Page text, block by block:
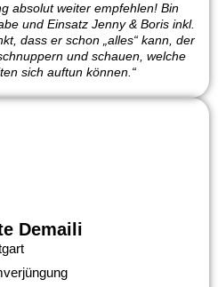
absolut weiter empfehlen! Bin
und Einsatz Jenny & Boris inkl.
dass er schon „alles“ kann, der
und schauen, welche
sich auftun können.“
Demaili